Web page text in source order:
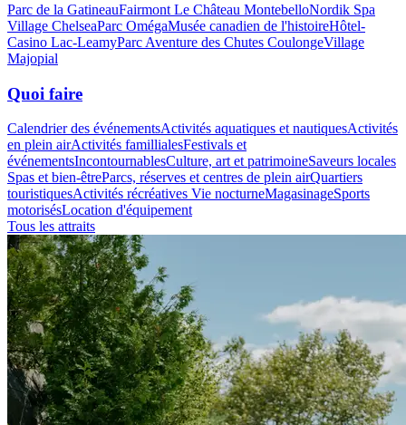
Parc de la GatineauFairmont Le Château MontebelloNordik Spa
Village ChelseaParc OmégaMusée canadien de l'histoireHôtel-
Casino Lac-LeamyParc Aventure des Chutes CoulongeVillage
Majopial
Quoi faire
Calendrier des événementsActivités aquatiques et nautiquesActivités
en plein airActivités famillialesFestivals et
événementsIncontournablesCulture, art et patrimoineSaveurs locales
Spas et bien-êtreParcs, réserves et centres de plein airQuartiers
touristiquesActivités récréatives Vie nocturneMagasinageSports
motorisésLocation d'équipement
Tous les attraits